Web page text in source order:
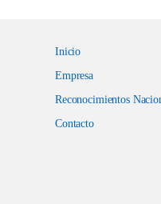
Inicio
Empresa
Reconocimientos
Contacto